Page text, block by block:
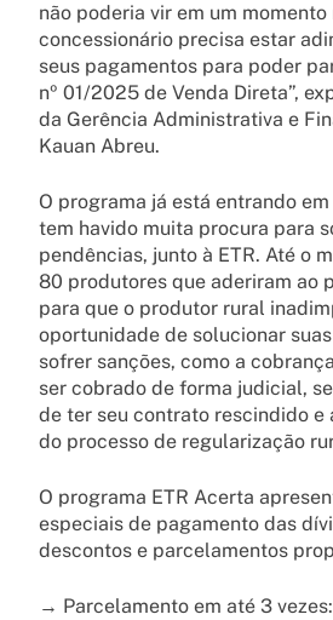
não poderia vir em um momento
concessionário precisa estar
seus pagamentos para poder
nº 01/2025 de Venda Direta”,
da Gerência Administrativa e
Kauan Abreu.
O programa já está entrando
tem havido muita procura para
pendências, junto à ETR. Até o
80 produtores que aderiram ao
para que o produtor rural
oportunidade de solucionar
sofrer sanções, como a
ser cobrado de forma judicial,
de ter seu contrato rescindido e
do processo de regularização
O programa ETR Acerta
especiais de pagamento das
descontos e parcelamentos
→ Parcelamento em até 3